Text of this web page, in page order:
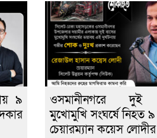
৯
ওসমানীনগরে দুই
মুখোমুখি সংঘর্ষে নিহত
চেয়ারম্যান কয়েস